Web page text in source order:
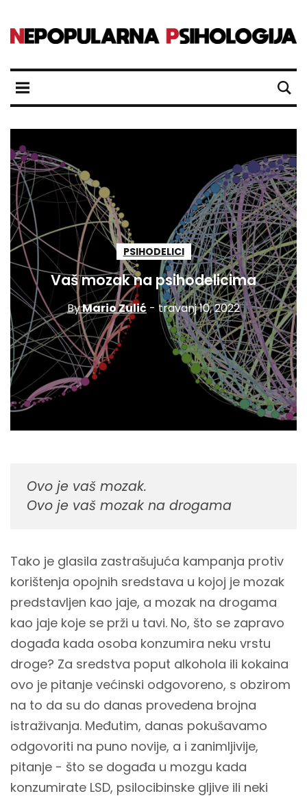
PSIHODELICI
Vaš mozak na psihodelicima
ByMario Zulić - travanj 10, 2022
Ovo je vaš mozak.
Ovo je vaš mozak na drogama
Tako je glasila zastrašujuća kampanja protiv
korištenja opojnih sredstava u kojoj je mozak
predstavljen kao jaje, a mozak na drogama
kao jaje koje se prži u tavi. No, što se zapravo
događa kada osoba konzumira neku vrstu
droge? Za sredstva poput alkohola ili kokaina
ovo je pitanje većinski odgovoreno, s obzirom
na to da su do danas provedena brojna
istraživanja. Međutim, danas pokušavamo
odgovoriti na puno novije, a i zanimljivije,
pitanje - što se događa u mozgu kada
konzumirate LSD, psilocibinske gljive ili neki